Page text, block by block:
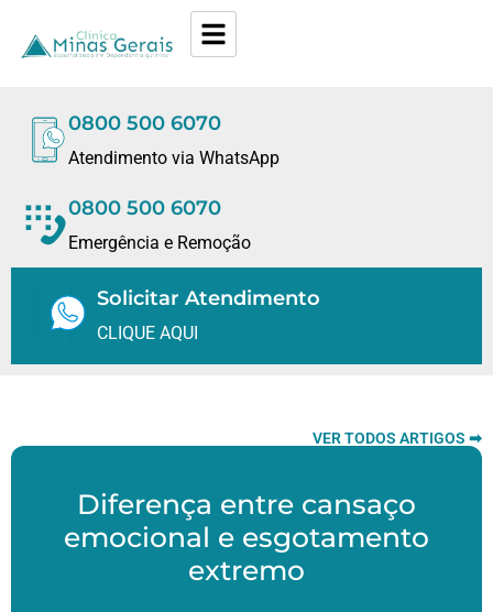
0800 500 6070
Atendimento via WhatsApp
0800 500 6070
Emergência e Remoção
Solicitar Atendimento
CLIQUE AQUI
VER TODOS ARTIGOS ➡
Diferença entre cansaço
emocional e esgotamento
extremo